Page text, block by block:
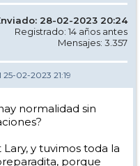
28-02-2023 20:24
Registrado: 14 años antes
Mensajes: 3.357
25-02-2023 21:19
normalidad sin
y tuvimos toda la
porque